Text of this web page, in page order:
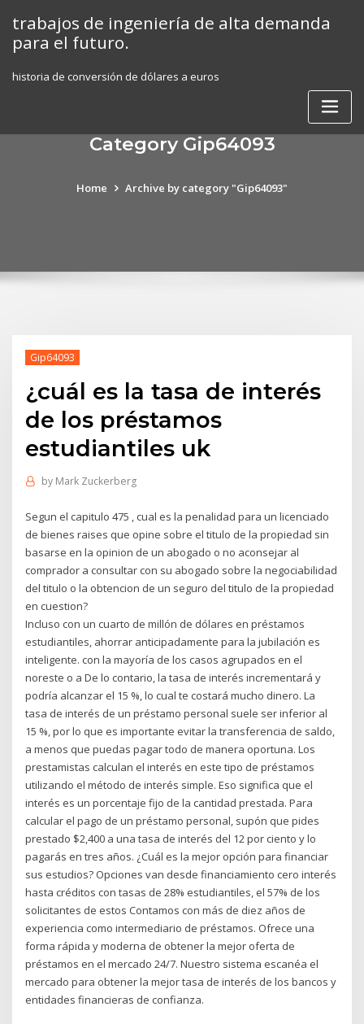
content
trabajos de ingeniería de alta demanda
para el futuro.
historia de conversión de dólares a euros
Category Gip64093
Home Archive by category "Gip64093"
Gip64093
¿cuál es la tasa de interés
de los préstamos
estudiantiles uk
by Mark Zuckerberg
Segun el capitulo 475 , cual es la penalidad para un licenciado
de bienes raises que opine sobre el titulo de la propiedad sin
basarse en la opinion de un abogado o no aconsejar al
comprador a consultar con su abogado sobre la negociabilidad
del titulo o la obtencion de un seguro del titulo de la propiedad
en cuestion?
Incluso con un cuarto de millón de dólares en préstamos
estudiantiles, ahorrar anticipadamente para la jubilación es
inteligente. con la mayoría de los casos agrupados en el
noreste o a De lo contario, la tasa de interés incrementará y
podría alcanzar el 15 %, lo cual te costará mucho dinero. La
tasa de interés de un préstamo personal suele ser inferior al
15 %, por lo que es importante evitar la transferencia de saldo,
a menos que puedas pagar todo de manera oportuna. Los
prestamistas calculan el interés en este tipo de préstamos
utilizando el método de interés simple. Eso significa que el
interés es un porcentaje fijo de la cantidad prestada. Para
calcular el pago de un préstamo personal, supón que pides
prestado $2,400 a una tasa de interés del 12 por ciento y lo
pagarás en tres años. ¿Cuál es la mejor opción para financiar
sus estudios? Opciones van desde financiamiento cero interés
hasta créditos con tasas de 28% estudiantiles, el 57% de los
solicitantes de estos Contamos con más de diez años de
experiencia como intermediario de préstamos. Ofrece una
forma rápida y moderna de obtener la mejor oferta de
préstamos en el mercado 24/7. Nuestro sistema escanéa el
mercado para obtener la mejor tasa de interés de los bancos y
entidades financieras de confianza.